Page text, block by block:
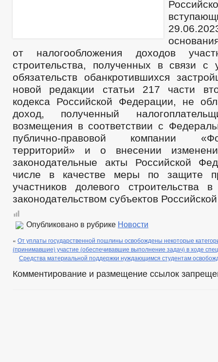
_
МУНИЦИПАЛЬНЫЕ УСЛУГИ
ЕДИНЫЙ ПОРТАЛ ГОСУДАРСТВЕННЫХ И
ОБРАЩЕНИЕ К ГЛАВЕ
ИНТЕРНЕТ
ОБЗОРЫ ОБРАЩЕНИЙ ГРАЖДАН
ФОРМА
РЕГЛАМЕНТ РАССМОТРЕНИЯ ОБРАЩЕНИЙ
от налогообложения доходов
строительства, полученных в связи с
обязательств обанкротившихся
новой редакции статьи 217 части
кодекса Российской Федерации, не
доход, полученный
возмещения в соответствии с
публично-правовой компании
территорий» и о внесении
законодательные акты Российской
числе в качестве меры по защите
участников долевого строительства
законодательством субъектов
Опубликовано в рубрике Новости
« От уплаты государственной пошлины освобождены некоторые
(принимавшие) участие (обеспечивавшие выполнение задач) в ходе
Средства материальной поддержки нуждающимся студентам
Комментирование и размещение ссылок